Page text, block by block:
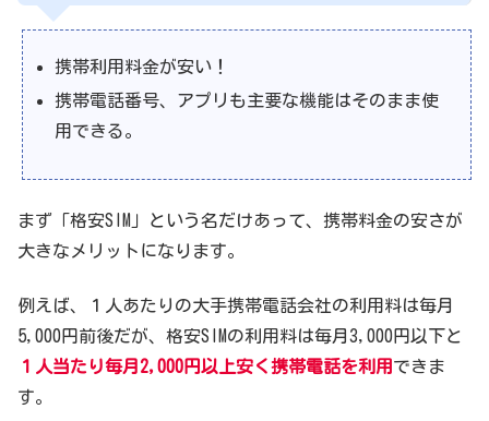
携帯利用料金が安い！
携帯電話番号、アプリも主要な機能はそのまま使
用できる。
まず「格安SIM」という名だけあって、携帯料金の安さが
大きなメリットになります。
例えば、１人あたりの大手携帯電話会社の利用料は毎月
5,000円前後だが、格安SIMの利用料は毎月3,000円以下と
１人当たり毎月2,000円以上安く携帯電話を利用 できま
す。